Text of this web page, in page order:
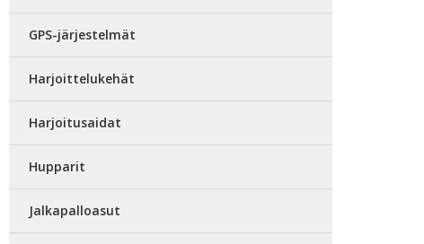
GPS-järjestelmät
Harjoittelukehät
Harjoitusaidat
Hupparit
Jalkapalloasut